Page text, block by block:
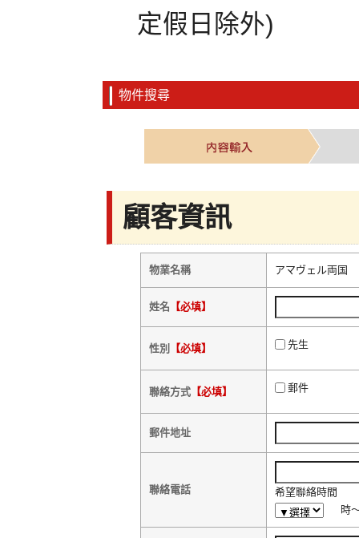
定假日除外)
物件搜尋
顧客資訊
物業名稱 アマヴェル両国
姓名 【必填】
性別 【必填】 先生
聯絡方式 【必填】 郵件
郵件地址
聯絡電話
希望聯絡時間
時